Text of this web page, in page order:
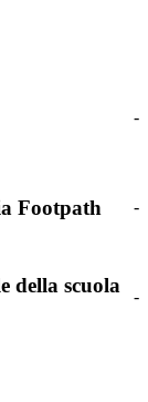
-
Footpath -
della scuola
-